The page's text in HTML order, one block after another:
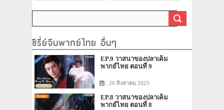
ที่ 17
ที่ 16
ซีรี่ย์จีนพากย์ไทย อื่นๆ
EP.9 วาสนาของปลาเค็ม
พากย์ไทย ตอนที่ 9
: 20 สิงหาคม 2025
EP.8 วาสนาของปลาเค็ม
พากย์ไทย ตอนที่ 8